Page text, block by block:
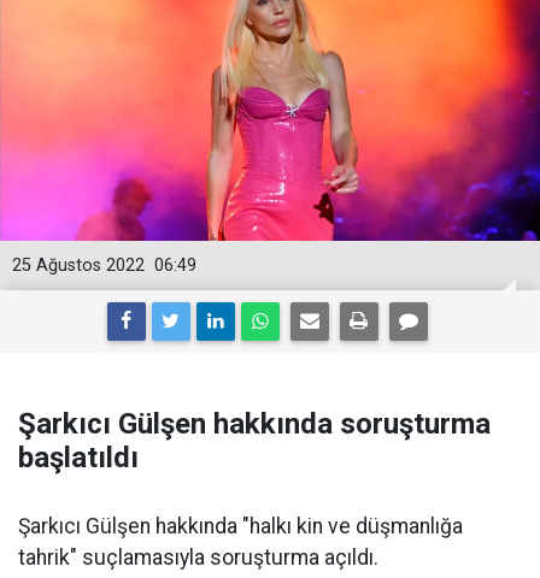
06:49
25 Ağustos 2022
Şarkıcı Gülşen hakkında soruşturma
başlatıldı
Şarkıcı Gülşen hakkında "halkı kin ve düşmanlığa
tahrik" suçlamasıyla soruşturma açıldı.